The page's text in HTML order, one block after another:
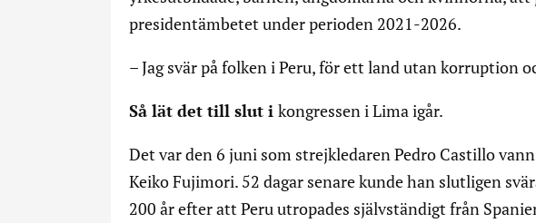
presidentämbetet under perioden 2021-2026.
– Jag svär på folken i Peru, för ett land utan korruption
Så lät det till slut i kongressen i Lima igår.
Det var den 6 juni som strejkledaren Pedro Castillo
Keiko Fujimori. 52 dagar senare kunde han slutligen
200 år efter att Peru utropades självständigt från